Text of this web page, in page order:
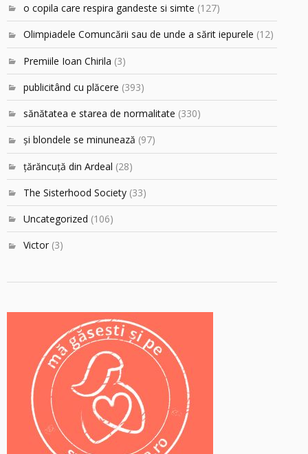
o copila care respira gandeste si simte (127)
Olimpiadele Comuncării sau de unde a sărit iepurele (12)
Premiile Ioan Chirila (3)
publicitând cu plăcere (393)
sănătatea e starea de normalitate (330)
şi blondele se minunează (97)
ţărăncuţă din Ardeal (28)
The Sisterhood Society (33)
Uncategorized (106)
Victor (3)